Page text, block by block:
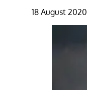
18 August 2020